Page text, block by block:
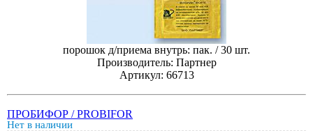
порошок д/приема внутрь: пак. / 30 шт.
Производитель: Партнер
Артикул: 66713
ПРОБИФОР / PROBIFOR
Нет в наличии